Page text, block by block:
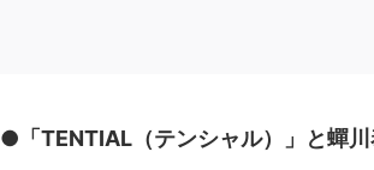
●「TENTIAL（テンシャル）」と蟬